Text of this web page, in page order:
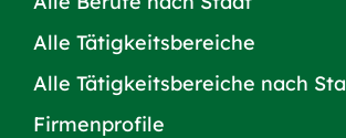
Alle Tätigkeitsbereiche
Alle Tätigkeitsbereiche nach
Firmenprofile